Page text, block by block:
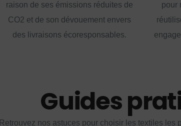
raison de ses émissions réduites de
CO2 et de son dévouement envers
des livraisons écoresponsables.
pour
Guides
Retrouvez nos astuces pour choisir les textiles les